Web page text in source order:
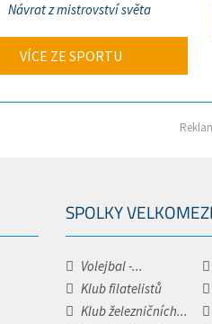
Návrat z mistrovství světa
VÍCE ZE SPORTU
SPOLKY
Volejbal -...
Klub filatelistů
Klub železničních...